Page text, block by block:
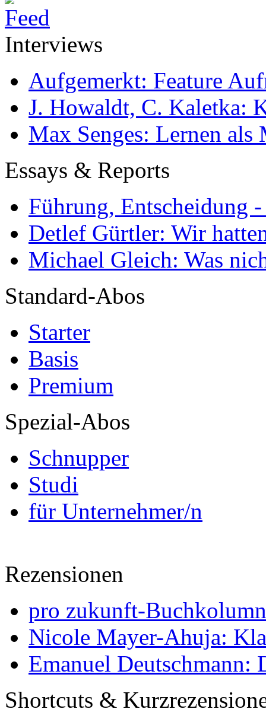
Interviews
Aufgemerkt: Feature
J. Howaldt, C. Kaletka:
Max Senges: Lernen als
Essays & Reports
Führung, Entscheidung
Detlef Gürtler: Wir
Michael Gleich: Was
Standard-Abos
Starter
Basis
Premium
Spezial-Abos
Schnupper
Studi
für Unternehmer/n
Rezensionen
pro zukunft-
Nicole Mayer-Ahuja:
Emanuel Deutschmann:
Shortcuts &